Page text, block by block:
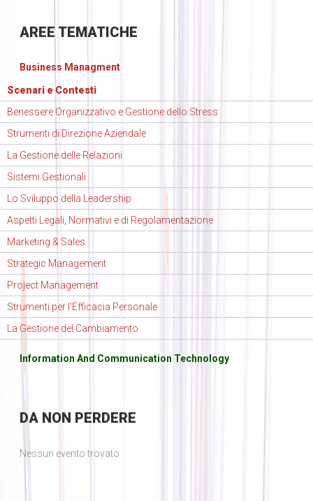
AREE TEMATICHE
Business Managment
Scenari e Contesti
Benessere Organizzativo e Gestione dello Stress
Strumenti di Direzione Aziendale
La Gestione delle Relazioni
Sistemi Gestionali
Lo Sviluppo della Leadership
Aspetti Legali, Normativi e di Regolamentazione
Marketing & Sales
Strategic Management
Project Management
Strumenti per l'Efficacia Personale
La Gestione del Cambiamento
Information And Communication Technology
DANON PERDERE
Nessun evento trovato